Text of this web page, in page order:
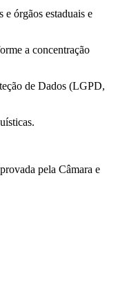
órgãos estaduais e
a concentração
de Dados (LGPD,
pela Câmara e